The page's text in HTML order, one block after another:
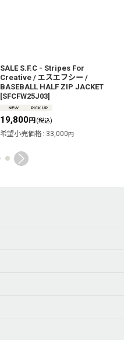
SALE S.F.C - Stripes For
Creative / エスエフシー /
BASEBALL HALF ZIP JACKET
[SFCFW25J03]
19,800円(税込)
希望小売価格 : 33,000円